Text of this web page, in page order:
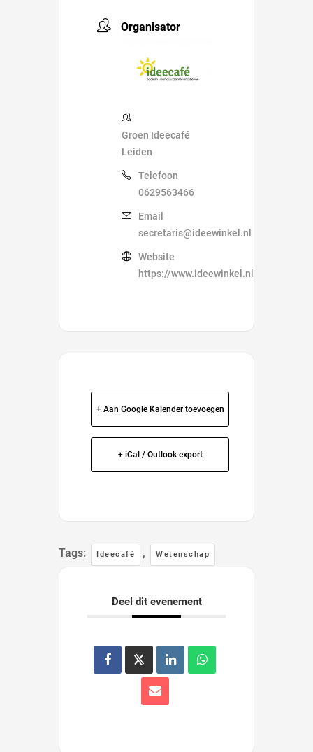
Organisator
Groen Ideecafé
Leiden
Telefoon
0629563466
Email
secretaris@ideewinkel.nl
Website
https://www.ideewinkel.nl/
+ Aan Google Kalender toevoegen
+ iCal / Outlook export
Tags: Ideecafé , Wetenschap
Deel dit evenement